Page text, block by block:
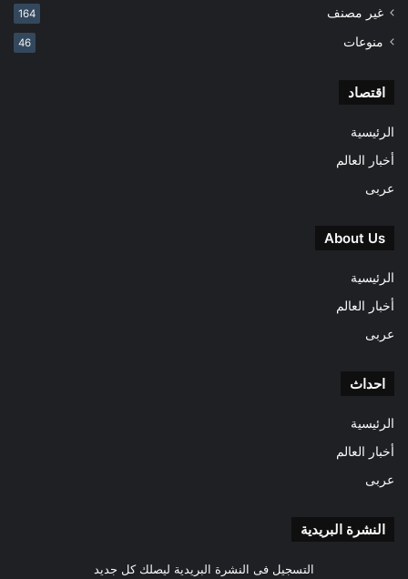
غير مصنف 164
منوعات 46
اقتصاد
الرئيسية
أخبار العالم
عربى
About Us
الرئيسية
أخبار العالم
عربى
احداث
الرئيسية
أخبار العالم
عربى
النشرة البريدية
التسجيل فى النشرة البريدية ليصلك كل جديد